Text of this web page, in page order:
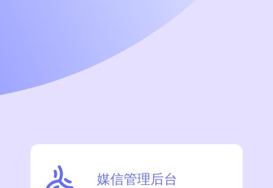
媒信管理后台